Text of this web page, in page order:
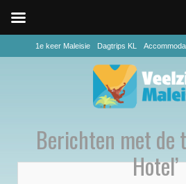
1e keer Maleisie Dagtrips KL
Berichten met de
Hotel’